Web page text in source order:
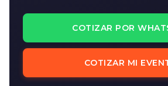
COTIZAR POR
COTIZAR MI